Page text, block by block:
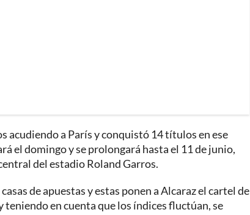
acudiendo a París y conquistó 14 títulos en ese
el domingo y se prolongará hasta el 11 de junio,
del estadio Roland Garros.
de apuestas y estas ponen a Alcaraz el cartel de
en cuenta que los índices fluctúan, se